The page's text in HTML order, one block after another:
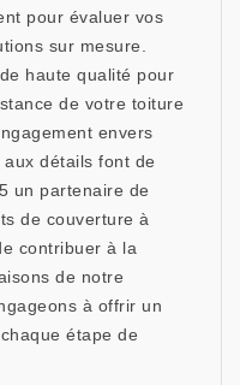
pour évaluer vos
sur mesure.
haute qualité pour
de votre toiture
envers
détails font de
un partenaire de
de couverture à
contribuer à la
de notre
à offrir un
étape de